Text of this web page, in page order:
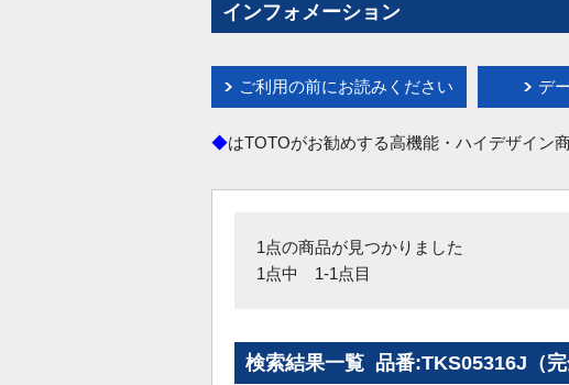
インフォメーション
ご利用の前にお読みください デ
◆はTOTOがお勧めする高機能・ハイデザイン商
1点の商品が見つかりました
1点中 1-1点目
検索結果一覧 品番:TKS05316J（完